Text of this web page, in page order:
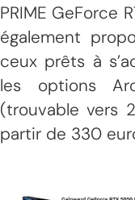
PRIME GeForce
également
ceux prêts à
les options
(trouvable vers
partir de 330